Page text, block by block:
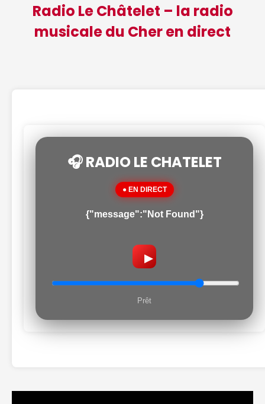
Radio Le Châtelet – la radio
musicale du Cher en direct
🎧 RADIO LE CHATELET
● EN DIRECT
{"message":"Not Found"}
▶
Prêt